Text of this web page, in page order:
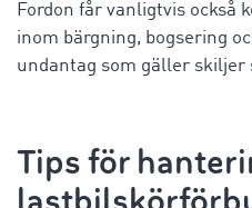
Fordon får vanligtvis också
inom bärgning, bogsering
undantag som gäller skiljer
Tips för